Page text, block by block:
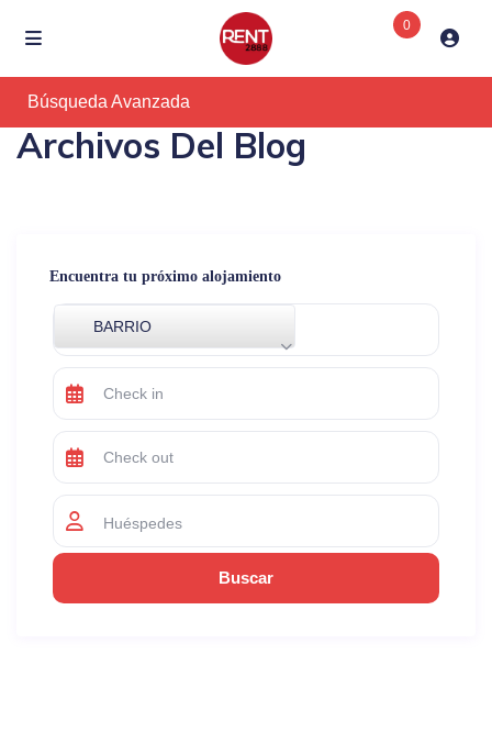
0
Búsqueda Avanzada
Archivos Del Blog
Encuentra tu próximo alojamiento
BARRIO
Huéspedes